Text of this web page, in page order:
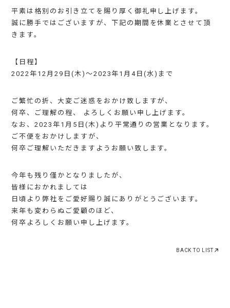
平素は格別のお引き立てを賜り厚く御礼申し上げます。
誠に勝手ではございますが、下記の期間を休業とさせて頂
きます。
【日程】
2022年12月29日(木)〜2023年1月4日(水)まで
ご繁忙の折、大変ご迷惑をおかけ致しますが、
何卒、ご理解の程、 よろしくお願い申し上げます。
なお、2023年1月5日(木)より平常通りの営業となります。
ご不便をおかけしますが、
何卒ご理解いただきますようお願い致します。
今年も残り僅かとなりましたが、
皆様におかれましては
日頃より弊社をご愛好賜り誠にありがとうございます。
来年も変わらぬご愛顧のほど、
何卒よろしくお願い申し上げます。
BACK TO LIST